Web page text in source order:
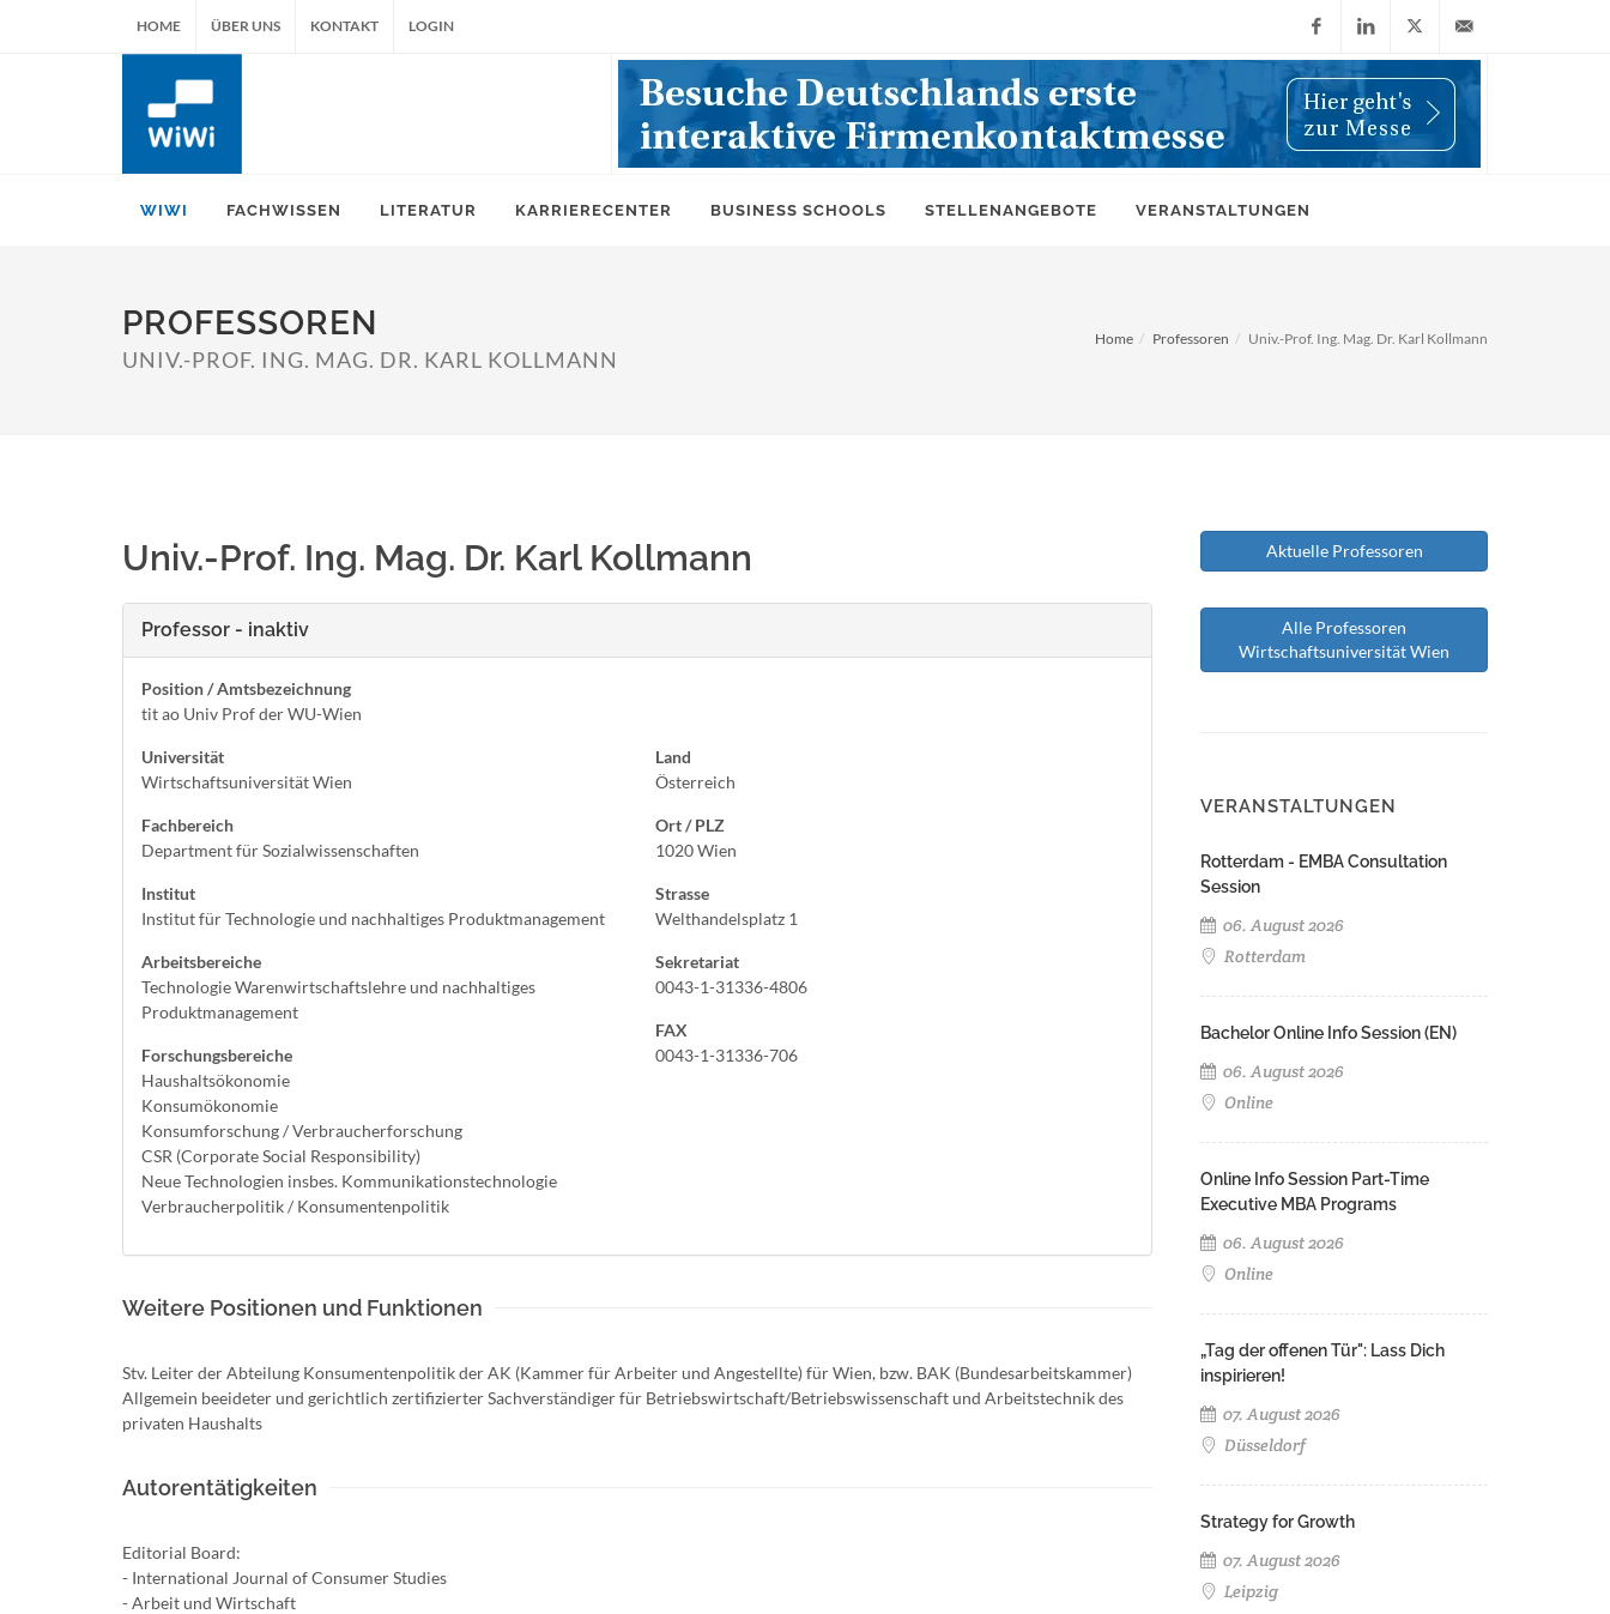
HOME ÜBER UNS KONTAKT LOGIN
FacebookLinkedIn
X
(Twitter)
info@wiwi-
WIWI FACHWISSEN LITERATUR KARRIERECENTER BUSINESS SCHOOLS STELLENANGEBOTE VERANSTALTUNGEN
PROFESSOREN
UNIV.-PROF. ING. MAG. DR. KARL KOLLMANN
Home Professoren Univ.-Prof. Ing. Mag. Dr. Karl Kollmann
Univ.-Prof. Ing. Mag. Dr. Karl Kollmann
Professor - inaktiv
Position / Amtsbezeichnung
tit ao Univ Prof der WU-Wien
Universität
Wirtschaftsuniversität Wien
Fachbereich
Department für Sozialwissenschaften
Institut
Institut für Technologie und nachhaltiges Produktmanagement
Arbeitsbereiche
Technologie Warenwirtschaftslehre und nachhaltiges
Produktmanagement
Forschungsbereiche
Haushaltsökonomie
Konsumökonomie
Konsumforschung / Verbraucherforschung
CSR (Corporate Social Responsibility)
Neue Technologien insbes. Kommunikationstechnologie
Verbraucherpolitik / Konsumentenpolitik
Land
Österreich
Ort / PLZ
1020 Wien
Strasse
Welthandelsplatz 1
Sekretariat
0043-1-31336-4806
FAX
0043-1-31336-706
Weitere Positionen und Funktionen
Stv. Leiter der Abteilung Konsumentenpolitik der AK (Kammer für Arbeiter und Angestellte) für Wien, bzw. BAK (Bundesarbeitskammer)
Allgemein beeideter und gerichtlich zertifizierter Sachverständiger für Betriebswirtschaft/Betriebswissenschaft und Arbeitstechnik des
privaten Haushalts
Autorentätigkeiten
Editorial Board:
- International Journal of Consumer Studies
- Arbeit und Wirtschaft
Aktuelle Professoren
Alle Professoren
Wirtschaftsuniversität Wien
VERANSTALTUNGEN
Rotterdam - EMBA Consultation
Session
06. August 2026
Rotterdam
Bachelor Online Info Session (EN)
06. August 2026
Online
Online Info Session Part-Time
Executive MBA Programs
06. August 2026
Online
„Tag der offenen Tür": Lass Dich
inspirieren!
07. August 2026
Düsseldorf
Strategy for Growth
07. August 2026
Leipzig